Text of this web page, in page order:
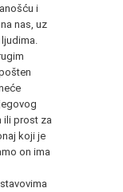
i
nas, uz
ili prost za
koji je
on ima